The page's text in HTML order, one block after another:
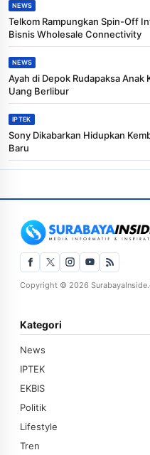
NEWS
Telkom Rampungkan Spin-Off
Bisnis Wholesale Connectivity
NEWS
Ayah di Depok Rudapaksa
Uang Berlibur
IPTEK
Sony Dikabarkan Hidupkan
Baru
Copyright © 2026
Kategori
News
IPTEK
EKBIS
Politik
Lifestyle
Tren